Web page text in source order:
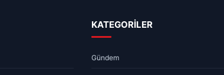
KATEGORİLER
Gündem